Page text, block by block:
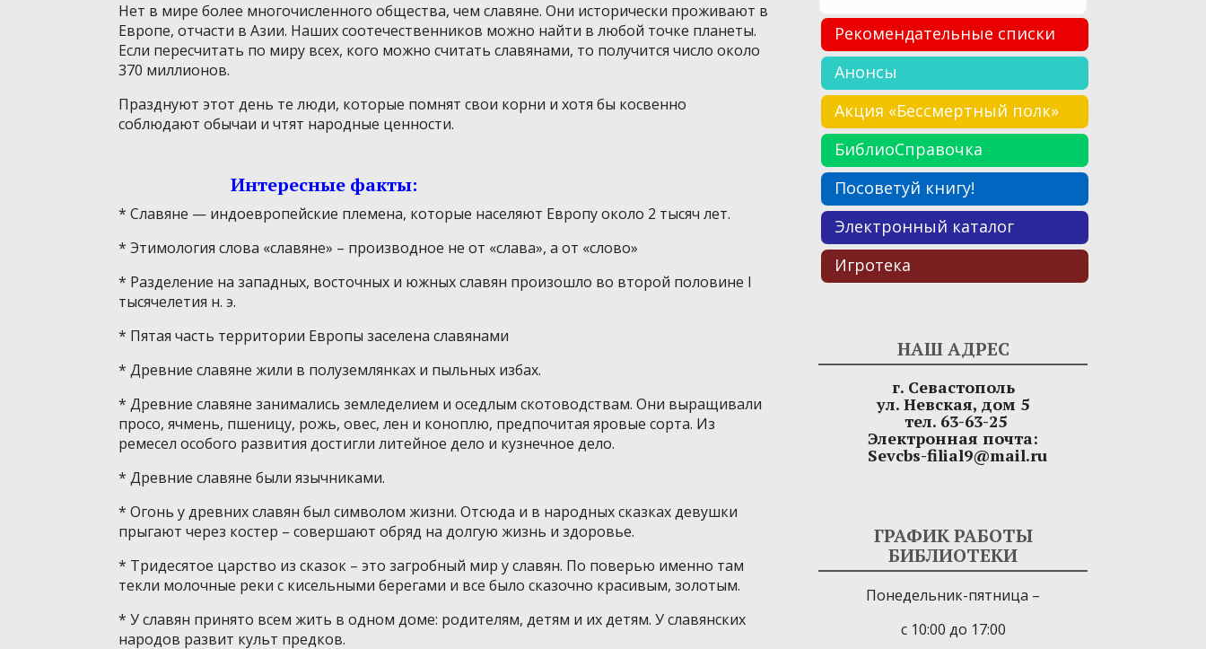
Нет в мире более многочисленного общества, чем славяне. Они исторически проживают в
Европе, отчасти в Азии. Наших соотечественников можно найти в любой точке планеты.
Если пересчитать по миру всех, кого можно считать славянами, то получится число около
370 миллионов.
Празднуют этот день те люди, которые помнят свои корни и хотя бы косвенно
соблюдают обычаи и чтят народные ценности.
Интересные факты:
* Славяне — индоевропейские племена, которые населяют Европу около 2 тысяч лет.
* Этимология слова «славяне» – производное не от «слава», а от «слово»
* Разделение на западных, восточных и южных славян произошло во второй половине I
тысячелетия н. э.
* Пятая часть территории Европы заселена славянами
* Древние славяне жили в полуземлянках и пыльных избах.
* Древние славяне занимались земледелием и оседлым скотоводствам. Они выращивали
просо, ячмень, пшеницу, рожь, овес, лен и коноплю, предпочитая яровые сорта. Из
ремесел особого развития достигли литейное дело и кузнечное дело.
* Древние славяне были язычниками.
* Огонь у древних славян был символом жизни. Отсюда и в народных сказках девушки
прыгают через костер – совершают обряд на долгую жизнь и здоровье.
* Тридесятое царство из сказок – это загробный мир у славян. По поверью именно там
текли молочные реки с кисельными берегами и все было сказочно красивым, золотым.
* У славян принято всем жить в одном доме: родителям, детям и их детям. У славянских
народов развит культ предков.
Рекомендательные списки
Анонсы
Акция «Бессмертный полк»
БиблиоСправочка
Посоветуй книгу!
Электронный каталог
Игротека
НАШ АДРЕС
г. Севастополь
ул. Невская, дом 5
тел. 63-63-25
Электронная почта:
Sevcbs-filial9@mail.ru
ГРАФИК РАБОТЫ
БИБЛИОТЕКИ
Понедельник-пятница –
с 10:00 до 17:00